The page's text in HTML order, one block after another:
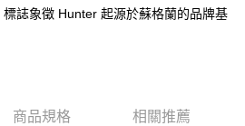
標誌象徵 Hunter 起源於蘇格蘭的品牌基
商品規格 相關推薦